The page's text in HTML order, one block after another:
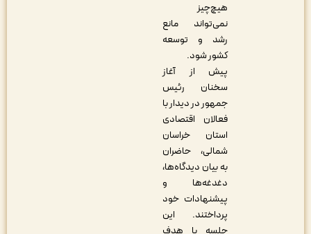
نمی‌تواند مانع
رشد و توسعه
کشور شود.
پیش از آغاز
سخنان رئیس
جمهور در دیدار با
فعالان اقتصادی
استان خراسان
شمالی، حاضران
به بیان دیدگاه‌ها،
دغدغه‌ها و
پیشنهادات خود
پرداختند. این
جلسه با هدف